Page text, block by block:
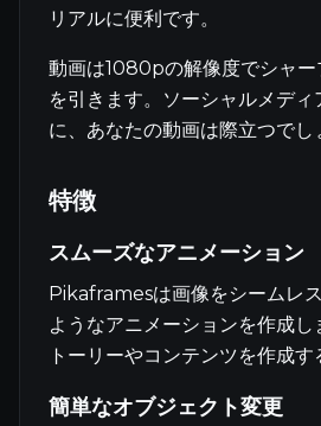
リアルに便利です。
動画は1080pの解像度でシャー
を引きます。ソーシャルメディ
に、あなたの動画は際立つでし
特徴
スムーズなアニメーション
Pikaframesは画像をシームレ
ようなアニメーションを作成し
トーリーやコンテンツを作成す
簡単なオブジェクト変更